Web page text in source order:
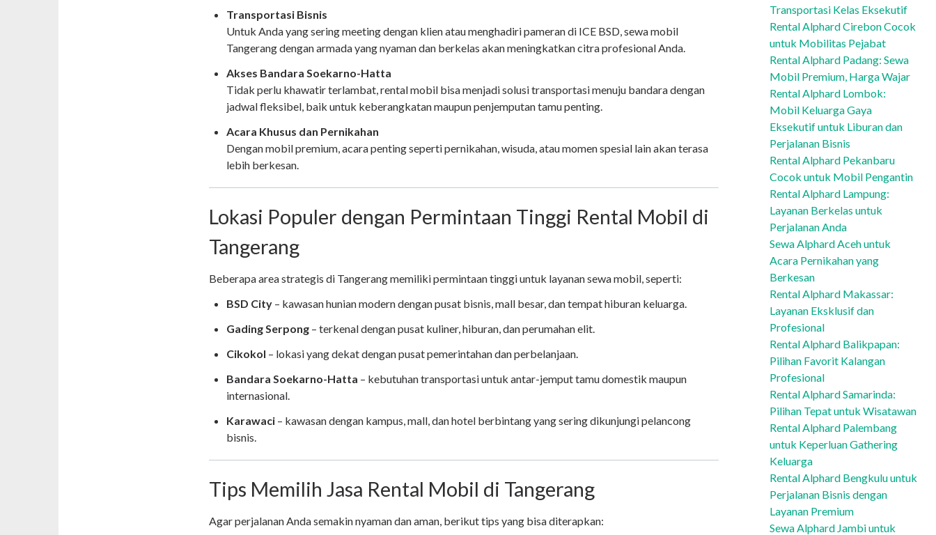
Transportasi Bisnis
Untuk Anda yang sering meeting dengan klien atau menghadiri pameran di ICE BSD, sewa mobil
Tangerang dengan armada yang nyaman dan berkelas akan meningkatkan citra profesional Anda.
Akses Bandara Soekarno-Hatta
Tidak perlu khawatir terlambat, rental mobil bisa menjadi solusi transportasi menuju bandara dengan
jadwal fleksibel, baik untuk keberangkatan maupun penjemputan tamu penting.
Acara Khusus dan Pernikahan
Dengan mobil premium, acara penting seperti pernikahan, wisuda, atau momen spesial lain akan terasa
lebih berkesan.
Lokasi Populer dengan Permintaan Tinggi Rental Mobil di
Tangerang
Beberapa area strategis di Tangerang memiliki permintaan tinggi untuk layanan sewa mobil, seperti:
BSD City – kawasan hunian modern dengan pusat bisnis, mall besar, dan tempat hiburan keluarga.
Gading Serpong – terkenal dengan pusat kuliner, hiburan, dan perumahan elit.
Cikokol – lokasi yang dekat dengan pusat pemerintahan dan perbelanjaan.
Bandara Soekarno-Hatta – kebutuhan transportasi untuk antar-jemput tamu domestik maupun
internasional.
Karawaci – kawasan dengan kampus, mall, dan hotel berbintang yang sering dikunjungi pelancong
bisnis.
Tips Memilih Jasa Rental Mobil di Tangerang
Agar perjalanan Anda semakin nyaman dan aman, berikut tips yang bisa diterapkan:
Transportasi Kelas Eksekutif
Rental Alphard Cirebon Cocok
untuk Mobilitas Pejabat
Rental Alphard Padang: Sewa
Mobil Premium, Harga Wajar
Rental Alphard Lombok:
Mobil Keluarga Gaya
Eksekutif untuk Liburan dan
Perjalanan Bisnis
Rental Alphard Pekanbaru
Cocok untuk Mobil Pengantin
Rental Alphard Lampung:
Layanan Berkelas untuk
Perjalanan Anda
Sewa Alphard Aceh untuk
Acara Pernikahan yang
Berkesan
Rental Alphard Makassar:
Layanan Eksklusif dan
Profesional
Rental Alphard Balikpapan:
Pilihan Favorit Kalangan
Profesional
Rental Alphard Samarinda:
Pilihan Tepat untuk Wisatawan
Rental Alphard Palembang
untuk Keperluan Gathering
Keluarga
Rental Alphard Bengkulu untuk
Perjalanan Bisnis dengan
Layanan Premium
Sewa Alphard Jambi untuk